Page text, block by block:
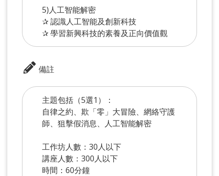
5)人工智能解密
✰ 認識人工智能及創新科技
✰ 學習新興科技的素養及正向價值觀
備註
主題包括（5選1）：
自律之約、欺「零」大冒險、網絡守護
師、狙擊假消息、人工智能解密
工作坊人數：30人以下
講座人數：300人以下
時間：60分鐘